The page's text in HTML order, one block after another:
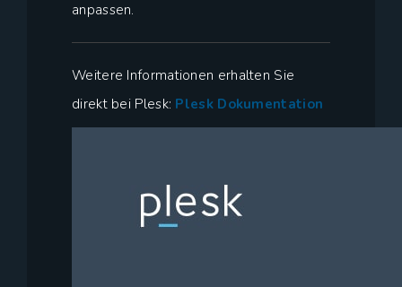
anpassen.
Weitere Informationen erhalten Sie
direkt bei Plesk: Plesk Dokumentation